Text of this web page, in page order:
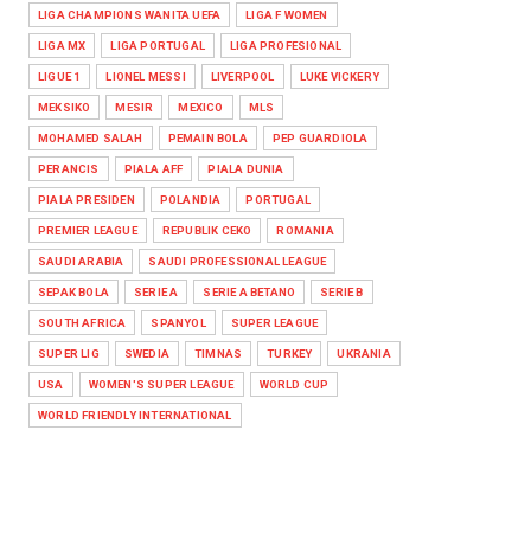
LIGA CHAMPIONS WANITA UEFA LIGA F WOMEN
LIGA MX LIGA PORTUGAL LIGA PROFESIONAL
LIGUE 1 LIONEL MESSI LIVERPOOL LUKE VICKERY
MEKSIKO MESIR MEXICO MLS
MOHAMED SALAH PEMAIN BOLA PEP GUARDIOLA
PERANCIS PIALA AFF PIALA DUNIA
PIALA PRESIDEN POLANDIA PORTUGAL
PREMIER LEAGUE REPUBLIK CEKO ROMANIA
SAUDI ARABIA SAUDI PROFESSIONAL LEAGUE
SEPAK BOLA SERIE A SERIE A BETANO SERIE B
SOUTH AFRICA SPANYOL SUPER LEAGUE
SUPER LIG SWEDIA TIMNAS TURKEY UKRANIA
USA WOMEN'S SUPER LEAGUE WORLD CUP
WORLD FRIENDLY INTERNATIONAL